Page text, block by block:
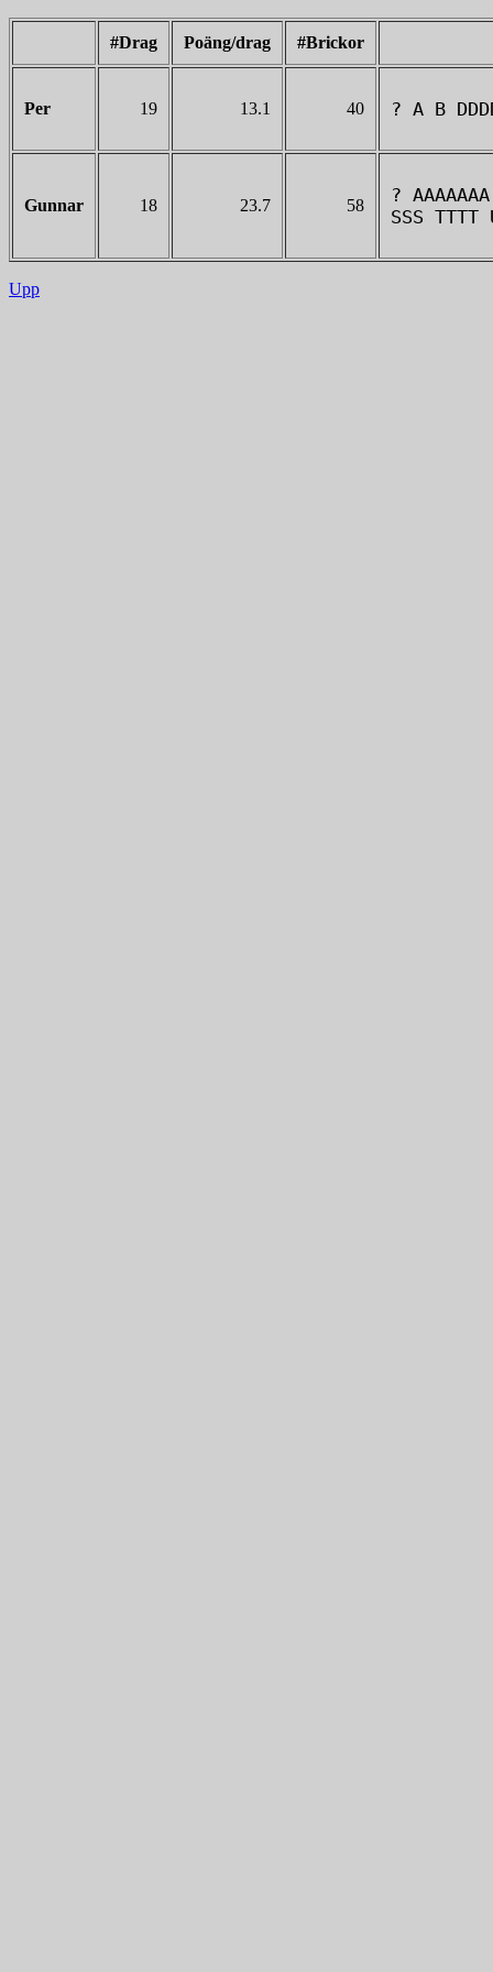
#Drag Poäng/drag #Brickor
Per 19 13.1 40 ? A B
Gunnar 18 23.7 58
?
SSS
Upp